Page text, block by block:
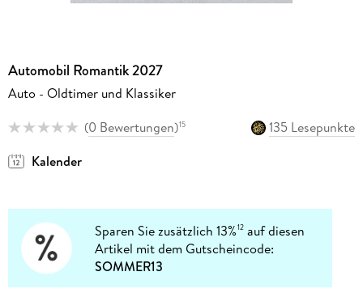
Automobil Romantik 2027
Auto - Oldtimer und Klassiker
(0 Bewertungen)15
135 Lesepunkte
Kalender
Sparen Sie zusätzlich 13%12 auf diesen
Artikel mit dem Gutscheincode:
SOMMER13